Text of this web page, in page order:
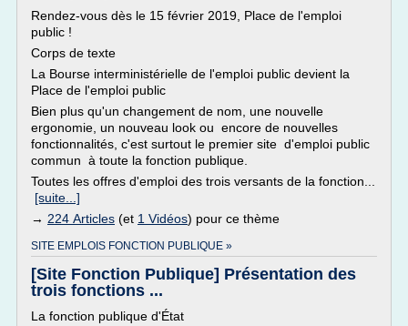
Rendez-vous dès le 15 février 2019, Place de l'emploi
public !
Corps de texte
La Bourse interministérielle de l'emploi public devient la
Place de l'emploi public
Bien plus qu'un changement de nom, une nouvelle
ergonomie, un nouveau look ou encore de nouvelles
fonctionnalités, c'est surtout le premier site d'emploi public
commun à toute la fonction publique.
Toutes les offres d'emploi des trois versants de la fonction...
[suite...]
→ 224 Articles (et 1 Vidéos) pour ce thème
SITE EMPLOIS FONCTION PUBLIQUE »
[Site Fonction Publique] Présentation des
trois fonctions ...
La fonction publique d'État